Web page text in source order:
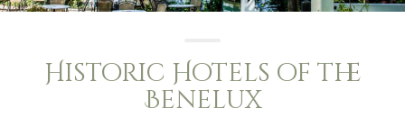
Historic Hotels of the
Benelux